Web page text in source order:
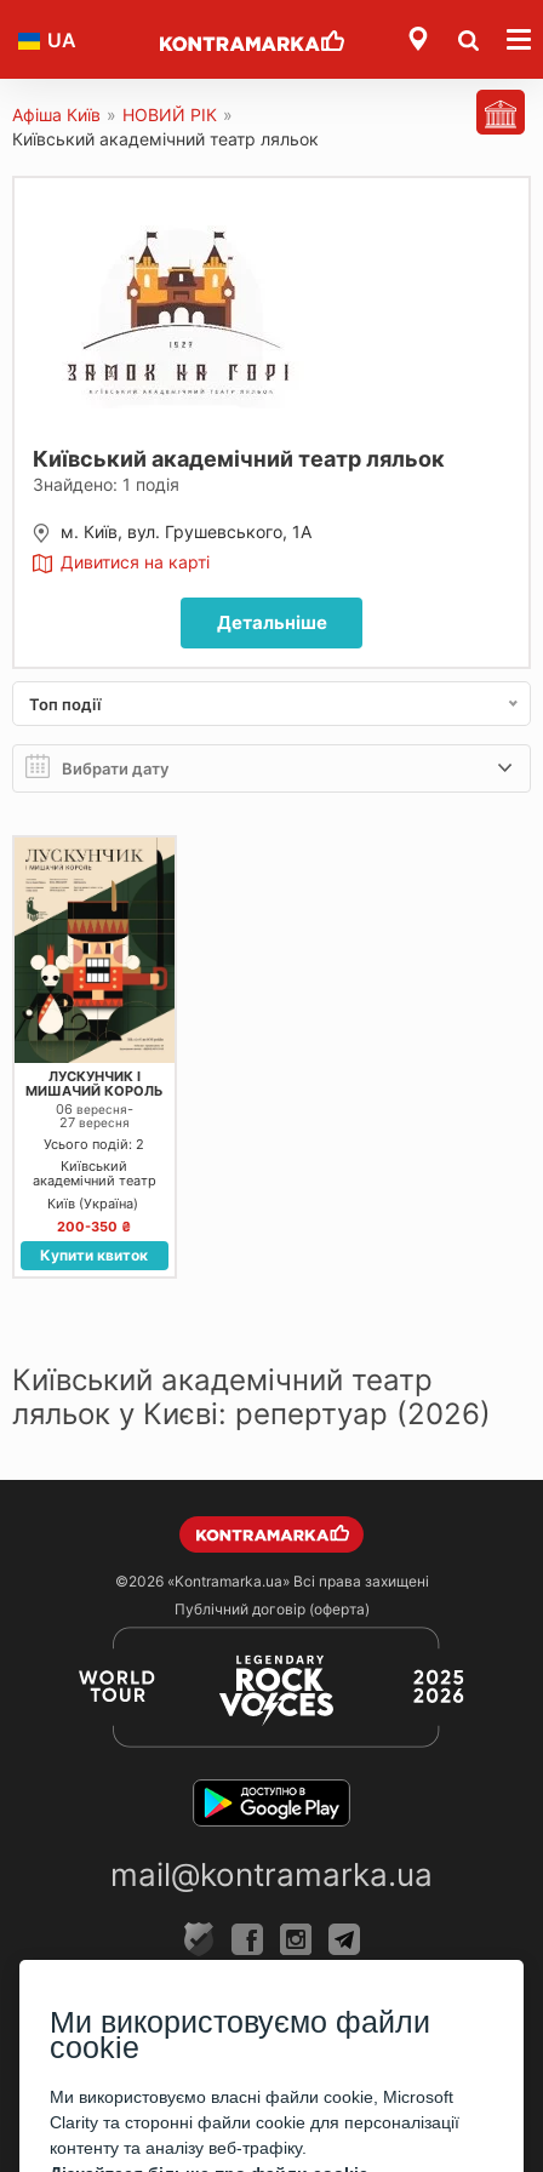
UA
Афіша Київ » НОВИЙ РІК »
Київський академічний театр ляльок
Київський академічний театр ляльок
Знайдено: 1 подія
м. Київ, вул. Грушевського, 1А
Дивитися на карті
Детальніше
Топ події
ЛУСКУНЧИК І
МИШАЧИЙ КОРОЛЬ
06 вересня-
27 вересня
Усього подій: 2
Київський
академічний театр
ляльок
Київ (Україна)
200-350 ₴
Купити квиток
Київський академічний театр
ляльок у Києві: репертуар (2026)
©2026 «Kontramarka.ua»Всі права захищені
Публічний договір (оферта)
mail@kontramarka.ua
Каси
ПАРТНЕРАМ
Організаторам
Корпоративним клієнтам
Ми використовуємо файли
cookie
Ми використовуємо власні файли cookie, Microsoft
Clarity та сторонні файли cookie для персоналізації
контенту та аналізу веб-трафіку.